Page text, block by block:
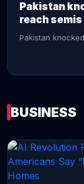
Pakistan
reach semis
Pakistan
CONTINUE
BUSINESS